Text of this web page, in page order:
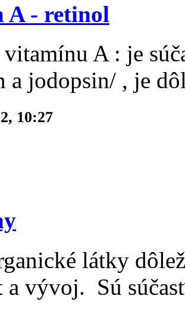
A - retinol
A : je
a jodopsin/ , je
10:27
látky
a vývoj. Sú